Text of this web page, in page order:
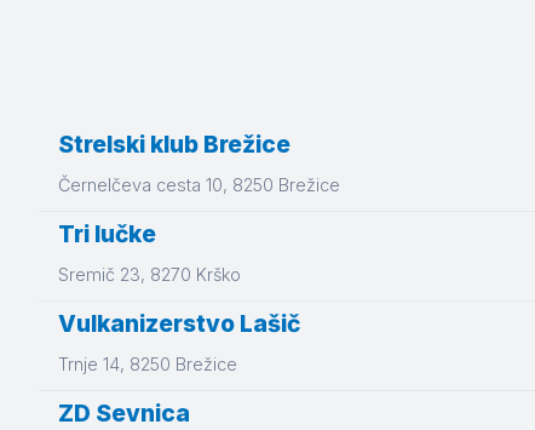
Strelski klub Brežice
Černelčeva cesta 10, 8250 Brežice
Tri lučke
Sremič 23, 8270 Krško
Vulkanizerstvo Lašič
Trnje 14, 8250 Brežice
ZD Sevnica